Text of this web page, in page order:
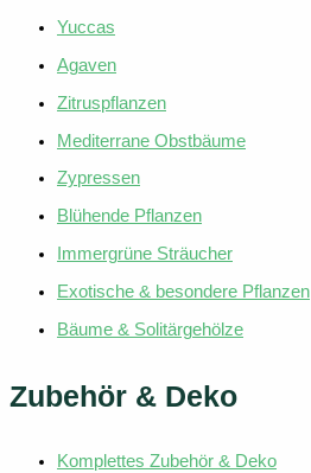
Yuccas
Agaven
Zitruspflanzen
Mediterrane Obstbäume
Zypressen
Blühende Pflanzen
Immergrüne Sträucher
Exotische & besondere Pflanzen
Bäume & Solitärgehölze
Zubehör & Deko
Komplettes Zubehör & Deko